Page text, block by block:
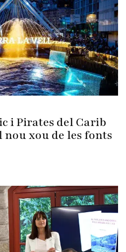
i Pirates del Carib
xou de les fonts